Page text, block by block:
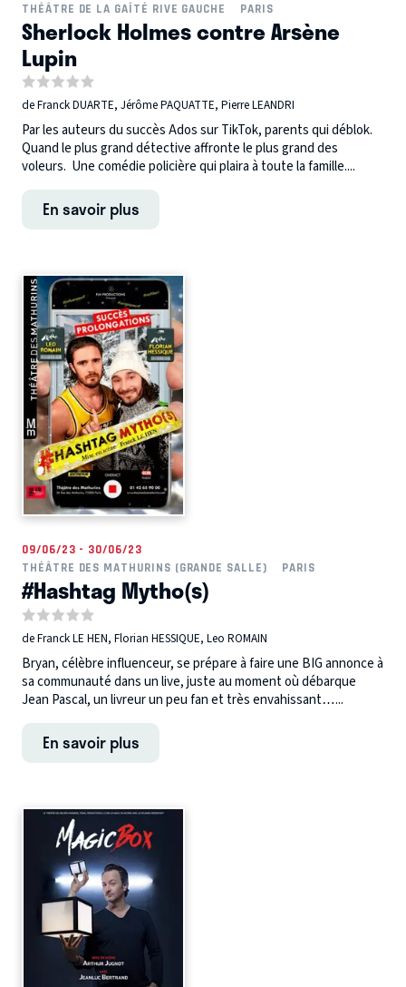
THÉÂTRE DE LA GAÎTÉ RIVE GAUCHE
PARIS
Sherlock Holmes contre Arsène
Lupin
de Franck DUARTE, Jérôme PAQUATTE, Pierre LEANDRI
Par les auteurs du succès Ados sur TikTok, parents qui déblok.
Quand le plus grand détective affronte le plus grand des
voleurs. Une comédie policière qui plaira à toute la famille....
En savoir plus
09/06/23 - 30/06/23
THÉÂTRE DES MATHURINS (GRANDE SALLE)
PARIS
#Hashtag Mytho(s)
de Franck LE HEN, Florian HESSIQUE, Leo ROMAIN
Bryan, célèbre influenceur, se prépare à faire une BIG annonce à
sa communauté dans un live, juste au moment où débarque
Jean Pascal, un livreur un peu fan et très envahissant…...
En savoir plus